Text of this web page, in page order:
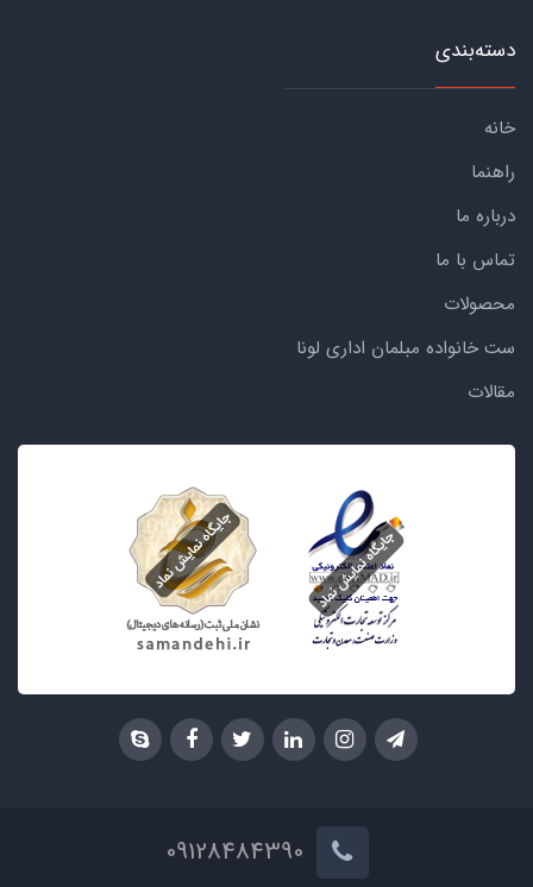
دسته‌بندی
خانه
راهنما
درباره ما
تماس با ما
محصولات
ست خانواده مبلمان اداری لونا
مقالات